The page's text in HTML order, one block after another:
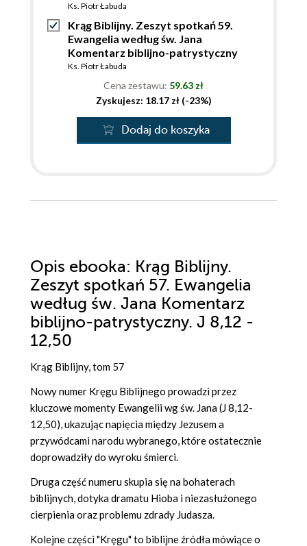
Ks. Piotr Łabuda
Krąg Biblijny. Zeszyt spotkań 59.
Ewangelia według św. Jana
Komentarz biblijno-patrystyczny
Ks. Piotr Łabuda
Cena zestawu: 59.63 zł
Zyskujesz: 18.17 zł (-23%)
Dodaj do koszyka
Opis ebooka: Krąg Biblijny.
Zeszyt spotkań 57. Ewangelia
według św. Jana Komentarz
biblijno-patrystyczny. J 8,12 -
12,50
Krąg Biblijny, tom 57
Nowy numer Kręgu Biblijnego prowadzi przez
kluczowe momenty Ewangelii wg św. Jana (J 8,12-
12,50), ukazując napięcia między Jezusem a
przywódcami narodu wybranego, które ostatecznie
doprowadziły do wyroku śmierci.
Druga część numeru skupia się na bohaterach
biblijnych, dotyka dramatu Hioba i niezasłużonego
cierpienia oraz problemu zdrady Judasza.
Kolejne części "Kręgu" to biblijne źródła mówiące o